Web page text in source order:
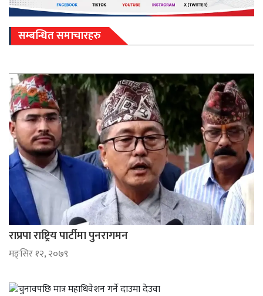
सम्बन्धित समाचारहरु
राप्रपा राष्ट्रिय पार्टीमा पुनरागमन
मङ्सिर १२, २०७९